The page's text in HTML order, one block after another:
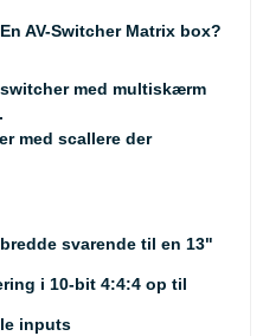
AV-Switcher Matrix box?
med multiskærm
med scallere der
svarende til en 13"
i 10-bit 4:4:4 op til
inputs